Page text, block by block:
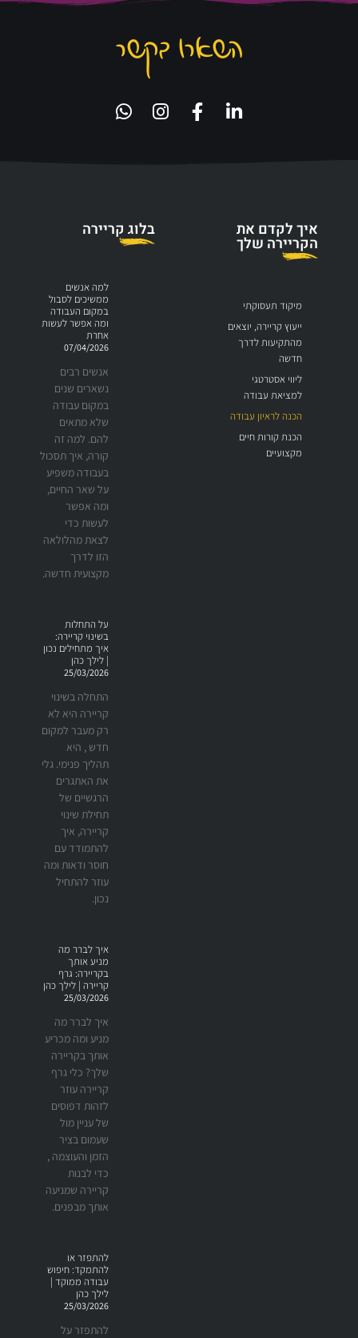
השארו בקשר
איך לקדם את
הקריירה שלך
מיקוד תעסוקתי
ייעוץ קריירה, יוצאים
מהתקיעות לדרך
חדשה
ליווי אסטרטגי
למציאת עבודה
הכנה לראיון עבודה
הכנת קורות חיים
מקצועיים
בלוג קריירה
למה אנשים
ממשיכים לסבול
במקום העבודה
ומה אפשר לעשות
אחרת
07/04/2026
אנשים רבים
נשארים שנים
במקום עבודה
שלא מתאים
להם. למה זה
קורה, איך תסכול
בעבודה משפיע
על שאר החיים,
ומה אפשר
לעשות כדי
לצאת מהלולאה
הזו לדרך
מקצועית חדשה.
על התחלות
בשינוי קריירה:
איך מתחילים נכון
| לילך כהן
25/03/2026
התחלה בשינוי
קריירה היא לא
רק מעבר למקום
חדש , היא
תהליך פנימי. גלי
את האתגרים
הרגשיים של
תחילת שינוי
קריירה, איך
להתמודד עם
חוסר ודאות ומה
עוזר להתחיל
נכון.
איך לברר מה
מניע אותך
בקריירה: גרף
קריירה | לילך כהן
25/03/2026
איך לברר מה
מניע ומה מכריע
אותך בקריירה
שלך? כלי גרף
קריירה עוזר
לזהות דפוסים
של עניין מול
שעמום בציר
הזמן והעוצמה ,
כדי לבנות
קריירה שמניעה
אותך מבפנים.
להתפזר או
להתמקד: חיפוש
עבודה ממוקד |
לילך כהן
25/03/2026
להתפזר על